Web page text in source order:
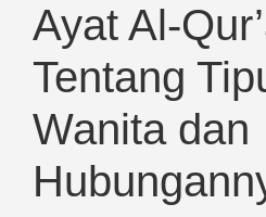
Ayat Al-
Tentang
Wanita dan